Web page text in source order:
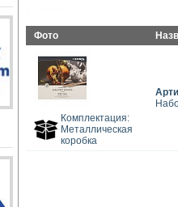
Фото
Комплектация:
Металлическая
коробка